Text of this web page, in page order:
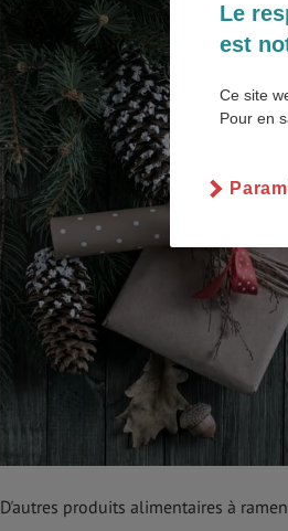
D'autres produits alimentaires à
Le
est
Ce site
Pour en